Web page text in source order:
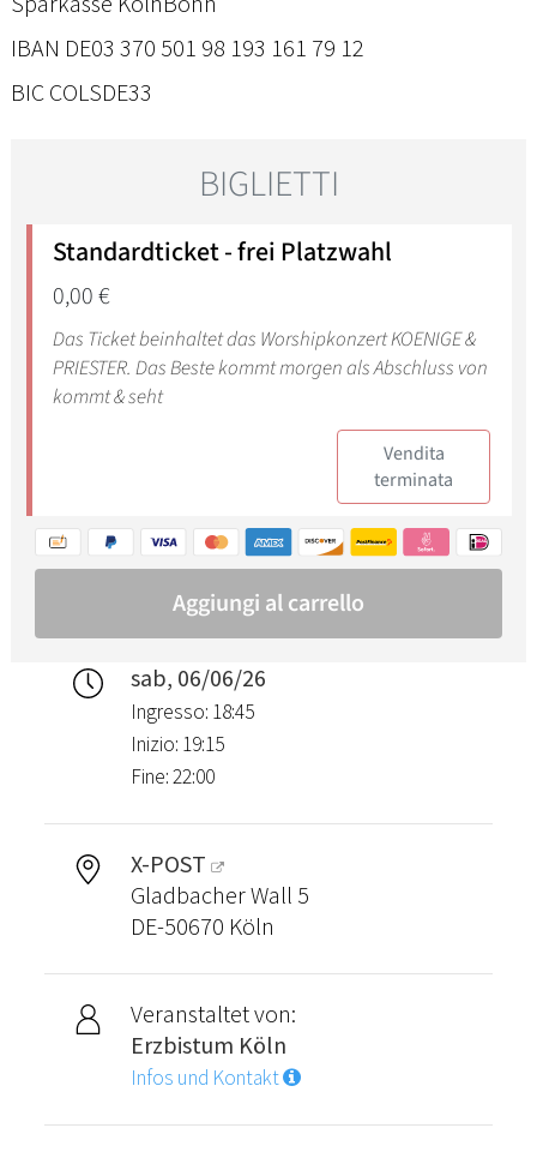
IBAN DE03 370 501 98 193 161 79 12
BIC COLSDE33
sab, 06/06/26
Ingresso: 18:45
Inizio: 19:15
Fine: 22:00
X-POST
Gladbacher Wall 5
DE-50670 Köln
Veranstaltet von:
Erzbistum Köln
Infos und Kontakt